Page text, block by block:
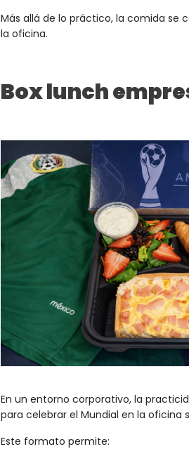
Más allá de lo práctico, la comida se
la oficina.
Box lunch
En un entorno corporativo, la
para celebrar el Mundial en la oficina
Este formato permite: